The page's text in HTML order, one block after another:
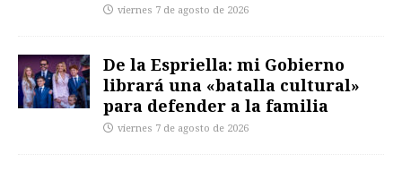
viernes 7 de agosto de 2026
De la Espriella: mi Gobierno
librará una «batalla cultural»
para defender a la familia
viernes 7 de agosto de 2026